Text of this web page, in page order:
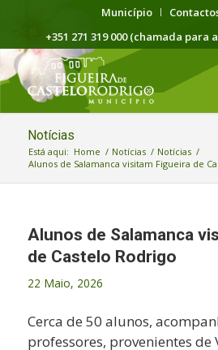
Município
+351 271 319 000 (chamada
Notícias
Está aqui: Home / Notícias / Notícias /
Alunos de Salamanca visitam Figueira de
Alunos de Salamanca
de Castelo Rodrigo
22 Maio, 2026
Cerca de 50 alunos,
professores, provenientes